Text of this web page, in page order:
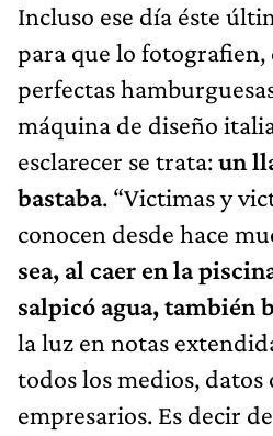
Incluso ese día éste
para que lo fotografien,
perfectas
máquina de diseño
esclarecer se trata:un
bastaba. “Victimas y
conocen desde hace
sea, al caer en la
salpicó agua, también
la luz en notas
todos los medios, datos
empresarios. Es decir